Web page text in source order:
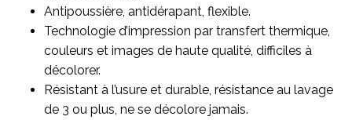
Antipoussière, antidérapant, flexible.
Technologie d’impression par transfert thermique,
couleurs et images de haute qualité, difficiles à
décolorer.
Résistant à l’usure et durable, résistance au lavage
de 3 ou plus, ne se décolore jamais.